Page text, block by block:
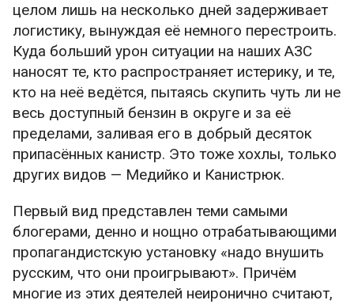
целом лишь на несколько дней задерживает
логистику, вынуждая её немного перестроить.
Куда больший урон ситуации на наших АЗС
наносят те, кто распространяет истерику, и те,
кто на неё ведётся, пытаясь скупить чуть ли не
весь доступный бензин в округе и за её
пределами, заливая его в добрый десяток
припасённых канистр. Это тоже хохлы, только
других видов — Медийко и Канистрюк.
Первый вид представлен теми самыми
блогерами, денно и нощно отрабатывающими
пропагандистскую установку «надо внушить
русским, что они проигрывают». Причём
многие из этих деятелей неиронично считают,